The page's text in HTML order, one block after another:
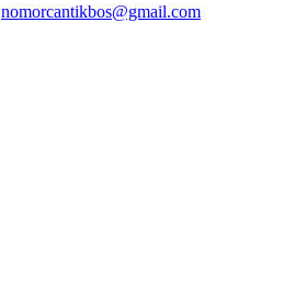
nomorcantikbos@gmail.com